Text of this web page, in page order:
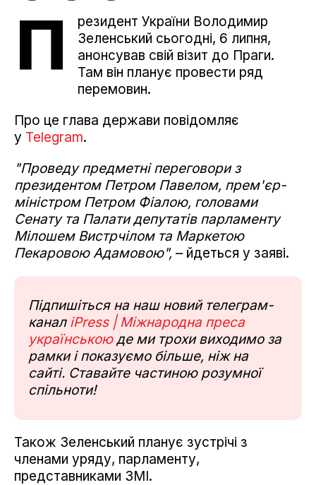
П
резидент України Володимир
Зеленський сьогодні, 6 липня,
анонсував свій візит до Праги.
Там він планує провести ряд
перемовин.
Про це глава держави повідомляє
у Telegram.
"Проведу предметні переговори з
президентом Петром Павелом, прем'єр-
міністром Петром Фіалою, головами
Сенату та Палати депутатів парламенту
Мілошем Вистрчілом та Маркетою
Пекаровою Адамовою", – йдеться у заяві.
Підпишіться на наш новий телеграм-
канал iPress | Міжнародна преса
українськоюде ми трохи виходимо за
рамки і показуємо більше, ніж на
сайті. Ставайте частиною розумної
спільноти!
Також Зеленський планує зустрічі з
членами уряду, парламенту,
представниками ЗМІ.